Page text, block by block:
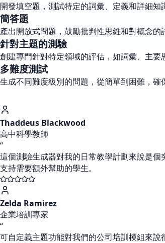
開發填空題，測試特定的詞彙、定義和詳細知
簡答題
產出開放式問題，鼓勵批判性思維和對概念的
針對主題的測驗
創建專門針對特定領域的評估，如詞彙、主要
多難度測試
生成不同難度級別的問題，從簡單到困難，確
Thaddeus Blackwood
高中科學教師
“
這個測驗生成器對我的日常教學計劃來說是
支持需要額外幫助的學生。
Zelda Ramirez
企業培訓專家
“
可自定義主題功能對我們的公司培訓模組來